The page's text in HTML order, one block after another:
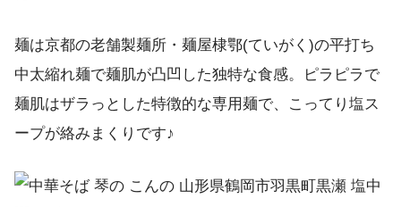
麺は京都の老舗製麺所・麺屋棣鄂(ていがく)の平打ち
中太縮れ麺で麺肌が凸凹した独特な食感。ピラピラで
麺肌はザラっとした特徴的な専用麺で、こってり塩ス
ープが絡みまくりです♪